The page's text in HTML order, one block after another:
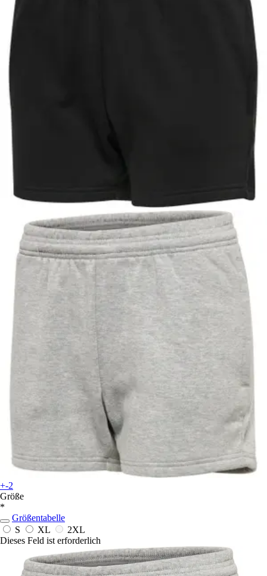
+-2
Größe
*
Größentabelle
S
XL
2XL
Dieses Feld ist erforderlich